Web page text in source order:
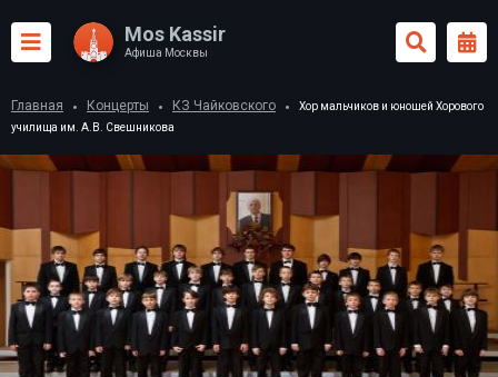
Mos Kassir
Афиша Москвы
Главная Концерты КЗ Чайковского
Хор мальчиков и юношей Хорового
училища им. А.В. Свешникова